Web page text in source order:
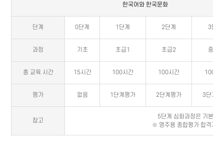
한국어와 한국문화
단계 0단계 1단계 2단계 3단계
과정 기초 초급1 초급2 중급1
총 교육 시간 15시간 100시간 100시간 100시
평가 없음 1단계평가 2단계평가 3단계평
참고
5단계 심화과정은 기본과
※ 영주용 종합평가 합격자는